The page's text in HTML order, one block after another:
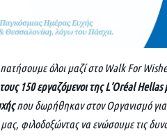
όλοι μαζί στο Walk For
150 εργαζόμενοι της L’Oréal Hellas
που δωρήθηκαν στον Οργανισμό
φιλοδοξώντας να ενώσουμε τις